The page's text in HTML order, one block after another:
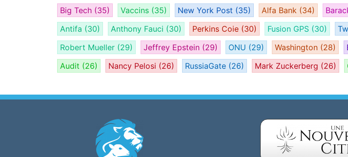
Big Tech (35) Vaccins (35) New York Post (35) Alfa Bank (34)
Antifa (30) Anthony Fauci (30) Perkins Coie (30) Fusion GPS (30)
Robert Mueller (29) Jeffrey Epstein (29) ONU (29) Washington (28)
Audit (26) Nancy Pelosi (26) RussiaGate (26) Mark Zuckerberg (26)